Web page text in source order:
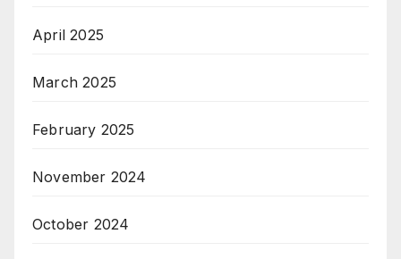
April 2025
March 2025
February 2025
November 2024
October 2024